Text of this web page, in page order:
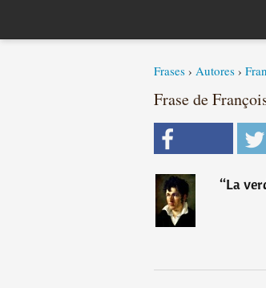
Frases › Autores ›
Frase de
“La